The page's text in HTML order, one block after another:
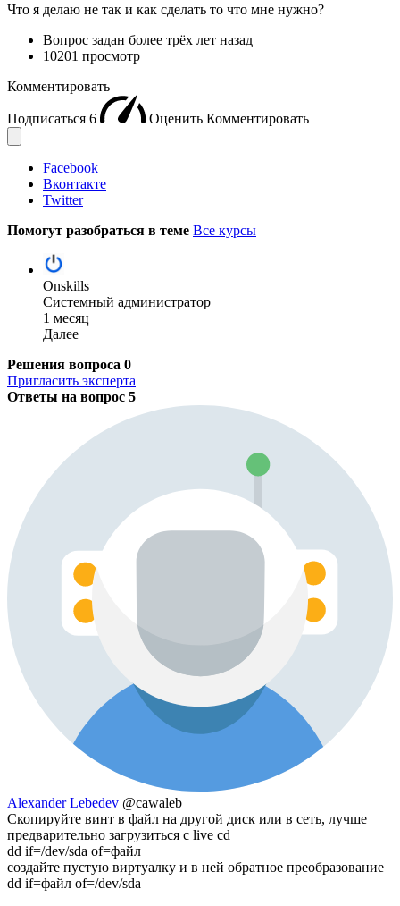
Что я делаю не так и как сделать то что мне нужно?
Вопрос задан более трёх лет назад
10201 просмотр
Комментировать
Подписаться 6 Оценить Комментировать
Facebook
Вконтакте
Twitter
Помогут разобраться в теме Все курсы
Onskills
Системный администратор
1 месяц
Далее
Решения вопроса 0
Пригласить эксперта
Ответы на вопрос 5
Alexander Lebedev @cawaleb
Скопируйте винт в файл на другой диск или в сеть, лучше
предварительно загрузиться с live cd
dd if=/dev/sda of=файл
создайте пустую виртуалку и в ней обратное преобразование
dd if=файл of=/dev/sda